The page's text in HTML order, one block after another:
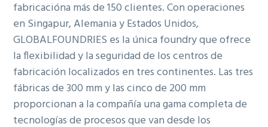
fabricacióna más de 150 clientes. Con operaciones
en Singapur, Alemania y Estados Unidos,
GLOBALFOUNDRIES es la única foundryque ofrece
la flexibilidad y la seguridad de los centros de
fabricación localizados en tres continentes. Las tres
fábricas de 300 mm y las cinco de 200 mm
proporcionan a la compañía una gama completa de
tecnologías de procesos que van desde los